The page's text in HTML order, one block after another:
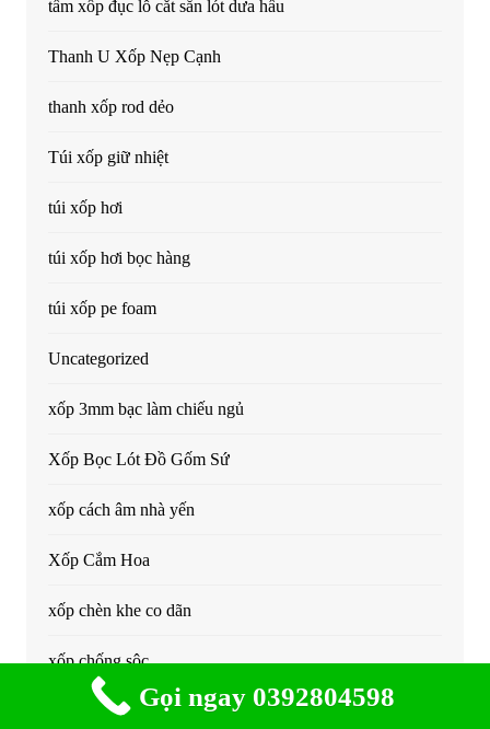
tấm xốp đục lỗ cắt sẵn lót dưa hấu
Thanh U Xốp Nẹp Cạnh
thanh xốp rod dẻo
Túi xốp giữ nhiệt
túi xốp hơi
túi xốp hơi bọc hàng
túi xốp pe foam
Uncategorized
xốp 3mm bạc làm chiếu ngủ
Xốp Bọc Lót Đồ Gốm Sứ
xốp cách âm nhà yến
Xốp Cắm Hoa
xốp chèn khe co dãn
xốp chống sôc
Xốp Định HìnhGọi ngay 0392804598